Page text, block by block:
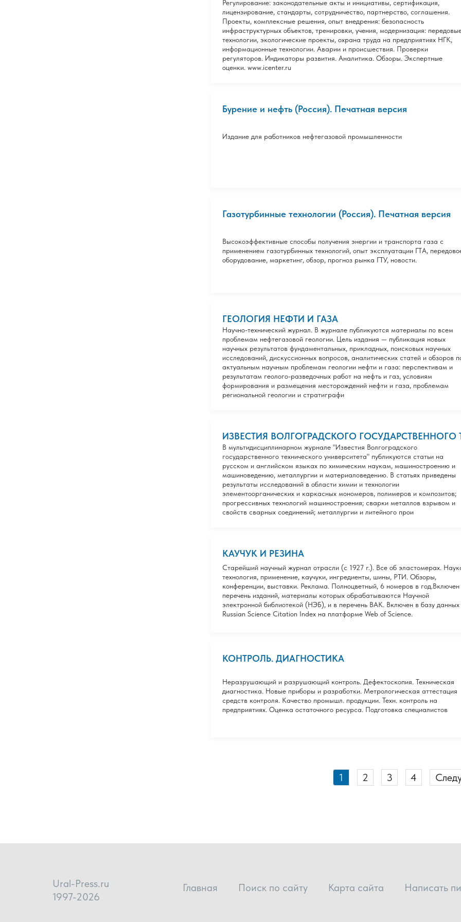
Регулирование: законодательные акты и инициативы, сертификация,
лицензирование, стандарты, сотрудничество, партнерство, соглашения.
Проекты, комплексные решения, опыт внедрения: безопасность
инфраструктурных объектов, тренировки, учения, модернизация:
технологии, экологические проекты, охрана труда на предприятиях НГК,
информационные технологии. Аварии и происшествия. Проверки
регуляторов. Индикаторы развития. Аналитика. Обзоры. Экспертные
оценки. www.icenter.ru
Бурение и нефть (Россия). Печатная версия
Издание для работников нефтегазовой промышленности
Газотурбинные технологии (Россия). Печатная версия
Высокоэффективные способы получения энергии и транспорта газа с
применением газотурбинных технологий, опыт эксплуатации ГТА,
оборудование, маркетинг, обзор, прогноз рынка ГТУ, новости.
ГЕОЛОГИЯ НЕФТИ И ГАЗА
Научно-технический журнал. В журнале публикуются материалы по всем
проблемам нефтегазовой геологии. Цель издания — публикация новых
научных результатов фундаментальных, прикладных, поисковых научных
исследований, дискуссионных вопросов, аналитических статей и обзоров
актуальным научным проблемам геологии нефти и газа: перспективам и
результатам геолого-разведочных работ на нефть и газ, условиям
формирования и размещения месторождений нефти и газа, проблемам
региональной геологии и стратиграфи
ИЗВЕСТИЯ ВОЛГОГРАДСКОГО ГОСУДАРСТВЕННОГО
В мультидисциплинарном журнале "Известия Волгоградского
государственного технического университета" публикуются статьи на
русском и английском языках по химическим наукам, машиностроению и
машиноведению, металлургии и материаловедению. В статьях приведены
результаты исследований в области химии и технологии
элементоорганических и каркасных мономеров, полимеров и композитов;
прогрессивных технологий машиностроения; сварки металлов взрывом и
свойств сварных соединений; металлургии и литейного прои
КАУЧУК И РЕЗИНА
Старейший научный журнал отрасли (с 1927 г.). Все об эластомерах.
технология, применение, каучуки, ингредиенты, шины, РТИ. Обзоры,
конференции, выставки. Реклама. Полноцветный, 6 номеров в год.Включен
перечень изданий, материалы которых обрабатываются Научной
электронной библиотекой (НЭБ), и в перечень ВАК. Включен в базу данных
Russian Science Citation Index на платформе Web of Science.
КОНТРОЛЬ. ДИАГНОСТИКА
Неразрушающий и разрушающий контроль. Дефектоскопия. Техническая
диагностика. Новые приборы и разработки. Метрологическая аттестация
средств контроля. Качество промышл. продукции. Техн. контроль на
предприятиях. Оценка остаточного ресурса. Подготовка специалистов
1 2 3 4
Ural-Press.ru
1997-2026
Главная Поиск по сайту Карта сайта Написать